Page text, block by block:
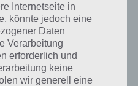
Internetseite in
könnte jedoch eine
Daten
Verarbeitung
erforderlich und
keine
wir generell eine